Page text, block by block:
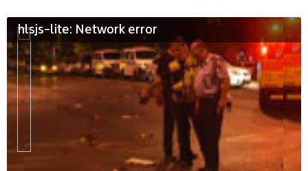
hlsjs-lite: Network error